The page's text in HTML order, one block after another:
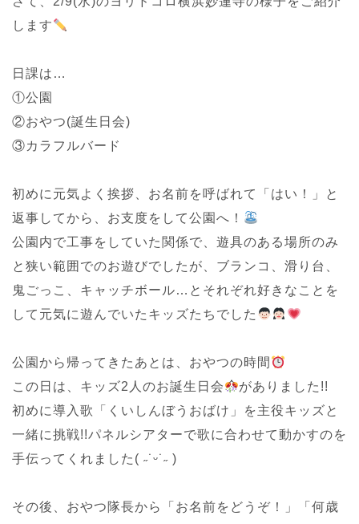
します
日課は…
①公園
②おやつ(誕生日会)
③カラフルバード
初めに元気よく挨拶、お名前を呼ばれて「はい！」と
返事してから、お支度をして公園へ！
公園内で工事をしていた関係で、遊具のある場所のみ
と狭い範囲でのお遊びでしたが、ブランコ、滑り台、
鬼ごっこ、キャッチボール…とそれぞれ好きなことを
して元気に遊んでいたキッズたちでした
公園から帰ってきたあとは、おやつの時間
この日は、キッズ2人のお誕生日会
がありました!!
初めに導入歌「くいしんぼうおばけ」を主役キッズと
一緒に挑戦!!パネルシアターで歌に合わせて動かすのを
手伝ってくれました( ˶˙ᵕ˙˶ )
その後、おやつ隊長から「お名前をどうぞ！」「何歳